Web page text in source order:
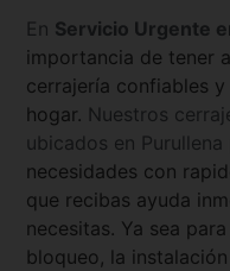
En Servicio Urgente
importancia de tener
cerrajería confiables
hogar. Nuestros
ubicados en Purullena
necesidades con
que recibas ayuda
necesitas. Ya sea
bloqueo, la